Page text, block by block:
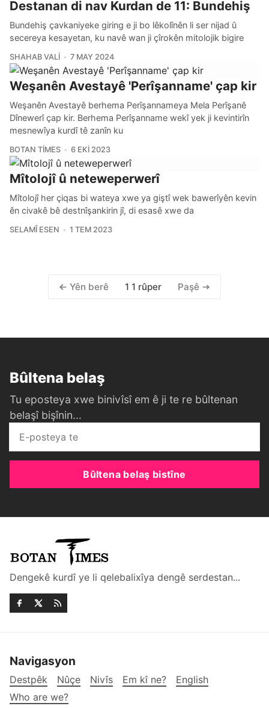
Destanan di nav Kurdan de 11: Bundehiş
Bundehiş çavkaniyeke giring e ji bo lêkolînên li ser nijad û
secereya kesayetan, ku navê wan ji çîrokên mitolojik bigire
SHAHAB VALI 7 MAY 2024
Weşanên Avestayê 'Perîşanname' çap kir
Weşanên Avestayê berhema Perîşannameya Mela Perîşanê
Dînewerî çap kir. Berhema Perîşanname wekî yek ji kevintirîn
mesnewîya kurdî tê zanîn ku
BOTAN TIMES 6 EKI 2023
Mîtolojî û neteweperwerî
Mîtolojî her çiqas bi wateya xwe ya giştî wek bawerîyên kevin
ên civakê bê destnîşankirin jî, di esasê xwe da
SELAMÎ ESEN 1 TEM 2023
Yên berê 1 1 rûper Paşê
Bûltena belaş
Tu eposteya xwe binivîsî em ê ji te re bûltenan
belaşî bişînin...
Bûltena belaş bistîne
Dengekê kurdî ye li qelebalixîya dengê serdestan...
Navigasyon
Destpêk Nûçe Nivîs Em kî ne?
English
Who are we?